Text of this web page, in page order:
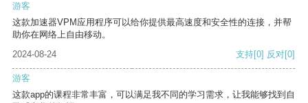
游客
这款加速器VPM应用程序可以给你提供最高速度和安全性的连接，并帮
助你在网络上自由移动。
2024-08-24
支持[0] 反对[0]
游客
这款app的课程非常丰富，可以满足我不同的学习需求，让我能够找到自